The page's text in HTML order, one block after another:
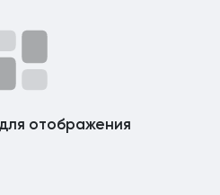
отображения